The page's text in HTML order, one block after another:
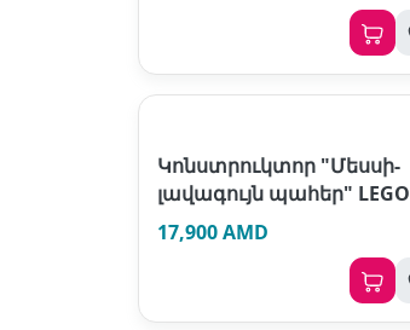
Կոնստրուկտոր "Մեսսի-
լավագույն պահեր" LEGO
17,900 AMD